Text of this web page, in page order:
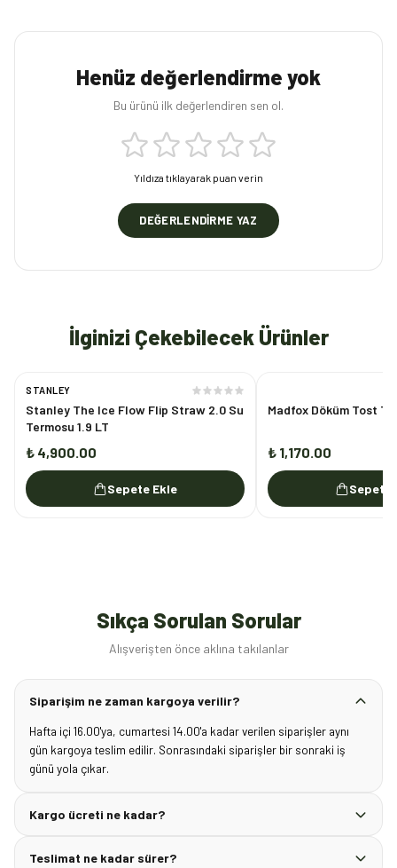
Henüz değerlendirme yok
Bu ürünü ilk değerlendiren sen ol.
Yıldıza tıklayarak puan verin
DEĞERLENDIRME YAZ
İlginizi Çekebilecek Ürünler
STANLEY
Stanley The Ice Flow Flip Straw 2.0 Su
Termosu 1.9 LT
₺ 4,900.00
Sepete Ekle
Madfox Döküm Tost
₺ 1,170.00
Sepete
Sıkça Sorulan Sorular
Alışverişten önce aklına takılanlar
Siparişim ne zaman kargoya verilir?
Hafta içi 16.00'ya, cumartesi 14.00'a kadar verilen siparişler aynı
gün kargoya teslim edilir. Sonrasındaki siparişler bir sonraki iş
günü yola çıkar.
Kargo ücreti ne kadar?
Teslimat ne kadar sürer?